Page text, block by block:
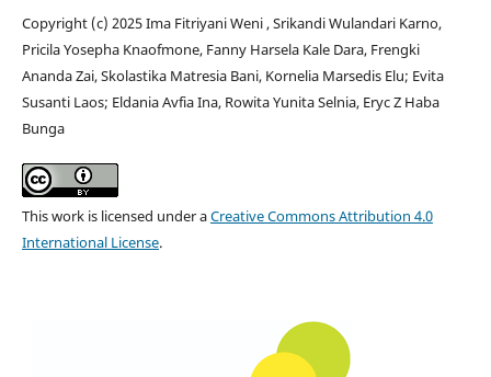
Copyright (c) 2025 Ima Fitriyani Weni , Srikandi Wulandari Karno,
Pricila Yosepha Knaofmone, Fanny Harsela Kale Dara, Frengki
Ananda Zai, Skolastika Matresia Bani, Kornelia Marsedis Elu; Evita
Susanti Laos; Eldania Avfia Ina, Rowita Yunita Selnia, Eryc Z Haba
Bunga
This work is licensed under aCreative Commons Attribution 4.0
International License.